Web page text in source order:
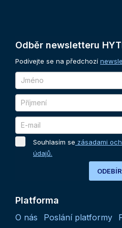
Odběr newsletteru
Podívejte se na předchozí
Souhlasím se zásadami
údajů.
Platforma
O nás Poslání platformy